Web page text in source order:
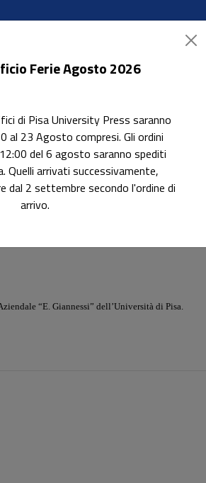
Pubblica con noi
“E. Giannessi” dell’Università di Pisa.
Ferie Agosto 2026
di Pisa University Press saranno
al 23 Agosto compresi. Gli ordini
del 6 agosto saranno spediti
Quelli arrivati successivamente,
dal 2 settembre secondo l'ordine di
arrivo.